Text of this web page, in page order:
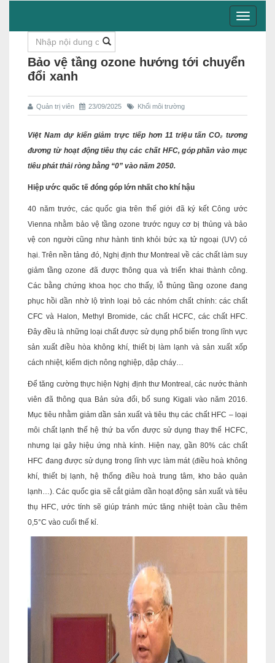
Toggle
Bảo vệ tầng ozone hướng tới chuyển
đổi xanh
Quản trị viên 23/09/2025 Khối môi trường
Việt Nam dự kiến giảm trực tiếp hơn 11 triệu tấn CO₂ tương
đương từ hoạt động tiêu thụ các chất HFC, góp phần vào mục
tiêu phát thải ròng bằng “0” vào năm 2050.
Hiệp ước quốc tế đóng góp lớn nhất cho khí hậu
40 năm trước, các quốc gia trên thế giới đã ký kết Công ước
Vienna nhằm bảo vệ tầng ozone trước nguy cơ bị thủng và bảo
vệ con người cũng như hành tinh khỏi bức xạ tử ngoại (UV) có
hại. Trên nền tảng đó, Nghị định thư Montreal về các chất làm suy
giảm tầng ozone đã được thông qua và triển khai thành công.
Các bằng chứng khoa học cho thấy, lỗ thủng tầng ozone đang
phục hồi dần nhờ lộ trình loại bỏ các nhóm chất chính: các chất
CFC và Halon, Methyl Bromide, các chất HCFC, các chất HFC.
Đây đều là những loại chất được sử dụng phổ biến trong lĩnh vực
sản xuất điều hòa không khí, thiết bị làm lạnh và sản xuất xốp
cách nhiệt, kiểm dịch nông nghiệp, dập cháy…
Để tăng cường thực hiện Nghị định thư Montreal, các nước thành
viên đã thông qua Bản sửa đổi, bổ sung Kigali vào năm 2016.
Mục tiêu nhằm giảm dần sản xuất và tiêu thụ các chất HFC – loại
môi chất lạnh thế hệ thứ ba vốn được sử dụng thay thế HCFC,
nhưng lại gây hiệu ứng nhà kính. Hiện nay, gần 80% các chất
HFC đang được sử dụng trong lĩnh vực làm mát (điều hoà không
khí, thiết bị lạnh, hệ thống điều hoà trung tâm, kho bảo quản
lạnh…). Các quốc gia sẽ cắt giảm dần hoạt động sản xuất và tiêu
thụ HFC, ước tính sẽ giúp tránh mức tăng nhiệt toàn cầu thêm
0,5°C vào cuối thế kỉ.